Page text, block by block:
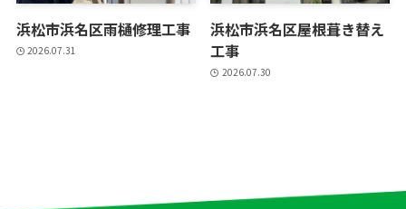
浜松市浜名区雨樋修理工事
2026.07.31
浜松市浜名区屋根葺き替え
工事
2026.07.30